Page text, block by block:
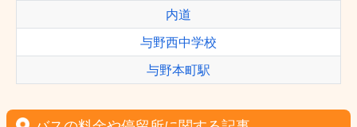
内道
与野西中学校
与野本町駅